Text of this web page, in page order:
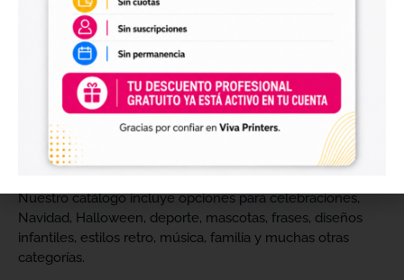
Archivos digitales para negocios de
personalización
Comprar diseños digitales es una solución práctica para
profesionales que quieren ahorrar tiempo, renovar su
catálogo y ofrecer más variedad de productos a sus
clientes. Podrás escoger diseños de diferentes estilos,
temáticas, temporadas y públicos.
Nuestro catálogo incluye opciones para celebraciones,
Navidad, Halloween, deporte, mascotas, frases, diseños
infantiles, estilos retro, música, familia y muchas otras
categorías.